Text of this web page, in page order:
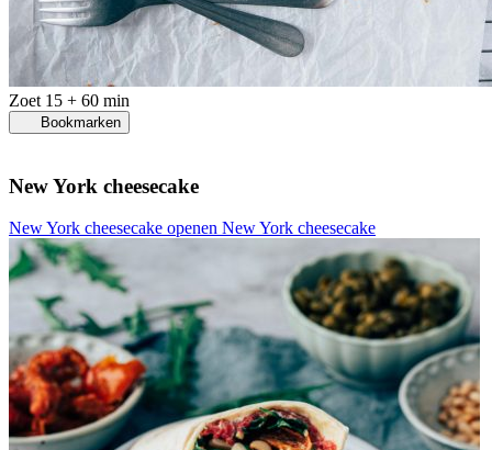
Zoet 15 + 60 min
Bookmarken
New York cheesecake
New York cheesecake openen New York cheesecake